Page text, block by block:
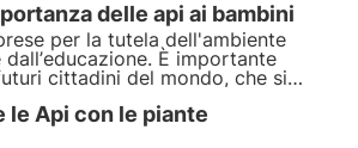
delle api ai bambini
per la tutela dell'ambiente
educazione. È importante
cittadini del mondo, che si
un mondo probabilmente
quello che conosciamo oggi.
perché è importante e come
le Api con le piante